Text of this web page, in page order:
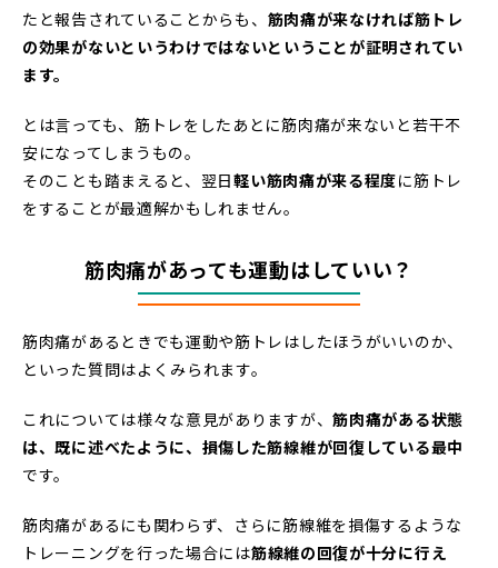
たと報告されていることからも、 筋肉痛が来なければ筋トレ
の効果がないというわけではないということが証明されてい
ます。
とは言っても、筋トレをしたあとに筋肉痛が来ないと若干不
安になってしまうもの。
そのことも踏まえると、翌日軽い筋肉痛が来る程度に筋トレ
をすることが最適解かもしれません。
筋肉痛があっても運動はしていい？
筋肉痛があるときでも運動や筋トレはしたほうがいいのか、
といった質問はよくみられます。
これについては様々な意見がありますが、筋肉痛がある状態
は、既に述べたように、損傷した筋線維が回復している最中
です。
筋肉痛があるにも関わらず、さらに筋線維を損傷するような
トレーニングを行った場合には筋線維の回復が十分に行え